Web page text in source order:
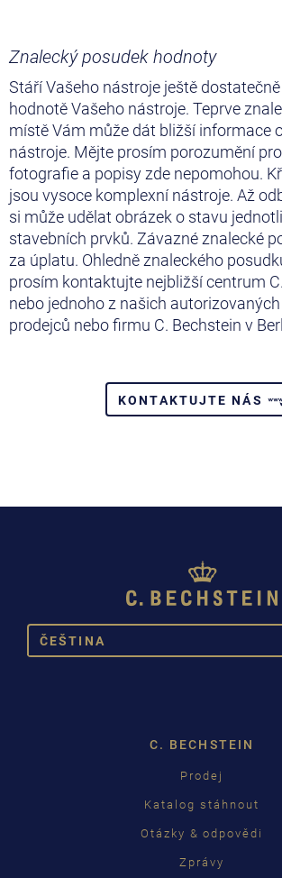
Znalecký posudek hodnoty
Stáří Vašeho nástroje ještě
hodnotě Vašeho nástroje. Teprve
místě Vám může dát bližší informace
nástroje. Mějte prosím porozumění
fotografie a popisy zde nepomohou.
jsou vysoce komplexní nástroje. Až
si může udělat obrázek o stavu
stavebních prvků. Závazné znalecké
za úplatu. Ohledně znaleckého
prosím kontaktujte nejbližší centrum
nebo jednoho z našich
prodejců nebo firmu C. Bechstein v
KONTAKTUJTE NÁS
ČEŠTINA
C. BECHSTEIN
Prodej
Katalog stáhnout
Otázky & odpovědi
Zprávy